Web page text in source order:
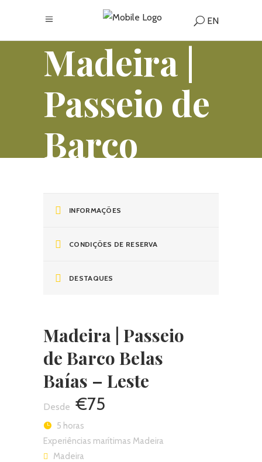
EN
Madeira |
Passeio de
Barco
Baías –
Leste
INFORMAÇÕES
CONDIÇÕES DE RESERVA
DESTAQUES
Madeira | Passeio
de Barco Belas
Baías – Leste
€75
5 horas
Experiências marítimas Madeira
Madeira